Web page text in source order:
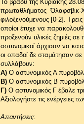
Το βράδυ της Κυριακής
πρωταθλήματος Όλαφσβικ-
φιλοξενούμενους [0-2].
οποίοι έτυχε να
προξενούν υλικές ζημιές
αστυνομικοί άρχισαν να
οι οπαδοί δε σταμάτησαν
συλλάβουν:
Α) Ο αστυνομικός Α
Β) Ο αστυνομικός Β
Γ) Ο αστυνομικός Γ έβαλε
Αξιολογήστε τις
Απαντήσεις: